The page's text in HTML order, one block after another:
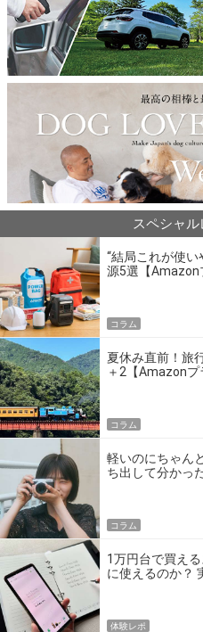
スペシャル
“結局これが使
源5選【Amazon
コラム
夏休み直前！旅
＋2【Amazon
コラム
軽いのにちゃん
ち出して分かっ
コラム
1万円台で買え
に使えるのか？
体験レポ